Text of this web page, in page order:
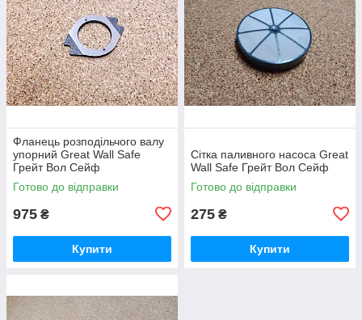
Фланець розподільчого валу
упорний Great Wall Safe
Грейт Вол Сейф
Готово до відправки
975 ₴
Купити
Сітка паливного насоса Great
Wall Safe Грейт Вол Сейф
Готово до відправки
275 ₴
Купити